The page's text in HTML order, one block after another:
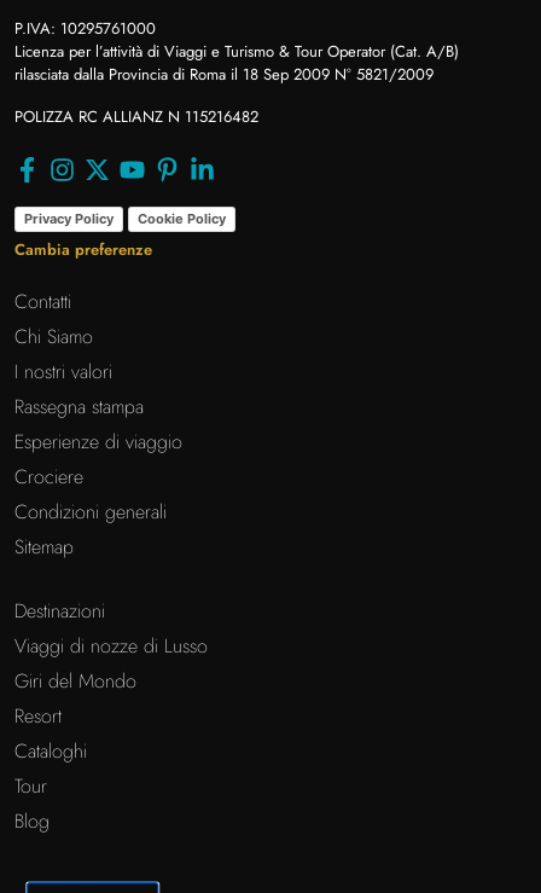
P.IVA: 10295761000
Licenza per l’attività di Viaggi e Turismo & Tour Operator (Cat. A/B)
rilasciata dalla Provincia di Roma il 18 Sep 2009 N° 5821/2009
POLIZZA RC ALLIANZ N 115216482
Privacy Policy Cookie Policy
Cambia preferenze
Contatti
Chi Siamo
I nostri valori
Rassegna stampa
Esperienze di viaggio
Crociere
Condizioni generali
Sitemap
Destinazioni
Viaggi di nozze di Lusso
Giri del Mondo
Resort
Cataloghi
Tour
Blog